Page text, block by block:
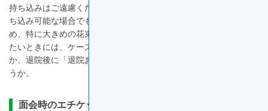
持ち込みはご遠慮ください」と言われることが増えています。持
ち込み可能な場合でも、ベッド周りはスペースに限りがあるた
め、特に大きめの花束は飾る場所にも困るようです。お花を渡し
たいときには、ケース入りのプリザーブドフラワーなどにする
か、退院後に「退院おめでとう」と自宅に送ってはいかがでしょ
うか。
面会時のエチケット